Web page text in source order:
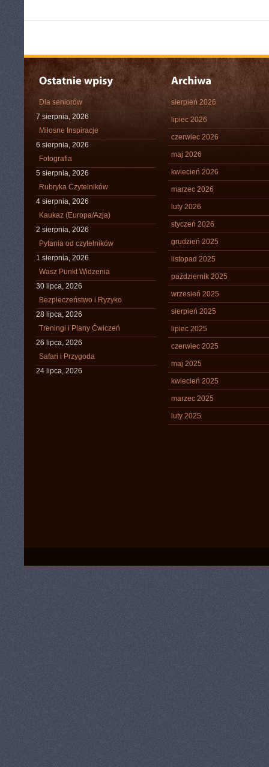
Dla seniorów
7 sierpnia, 2026
Miłosne Inspiracje
6 sierpnia, 2026
Fotografia
5 sierpnia, 2026
Rubryka Czytelników
4 sierpnia, 2026
Kaukaz (Europa/Azja)
2 sierpnia, 2026
Pytania od czytelników
1 sierpnia, 2026
Wasz Punkt Widzenia
30 lipca, 2026
Bezpieczeństwo i Ryzyko
28 lipca, 2026
Treningi i Plany Ćwiczeń
26 lipca, 2026
Safari i Przygoda
24 lipca, 2026
sierpień 2026
lipiec 2026
czerwiec 2026
maj 2026
kwiecień 2026
marzec 2026
luty 2026
styczeń 2026
grudzień 2025
listopad 2025
październik 2025
wrzesień 2025
sierpień 2025
lipiec 2025
czerwiec 2025
maj 2025
kwiecień 2025
marzec 2025
luty 2025